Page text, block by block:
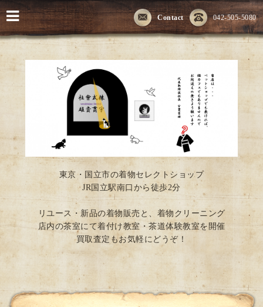
042-505-5080
Contact
東京・国立市の着物セレクトショップ
JR国立駅南口から徒歩2分
リユース・新品の着物販売と、着物クリーニング
店内の茶室にて着付け教室・茶道体験教室を開催
買取査定もお気軽にどうぞ！